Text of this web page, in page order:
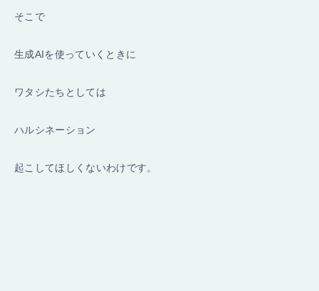
そこで
生成AIを使っていくときに
ワタシたちとしては
ハルシネーション
起こしてほしくないわけです。